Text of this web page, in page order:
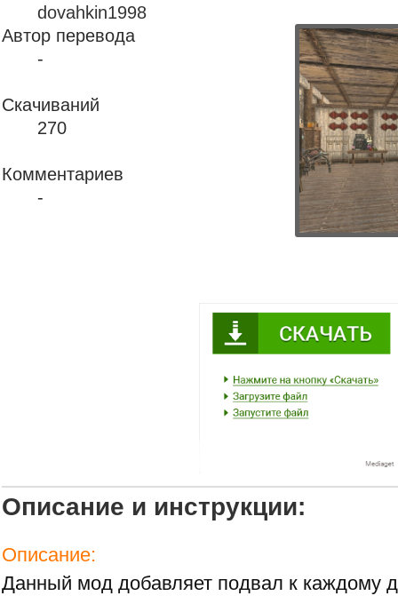
dovahkin1998
Автор перевода
-
Скачиваний
270
Комментариев
-
Описание и инструкции:
Описание:
Данный мод добавляет подвал к каждому